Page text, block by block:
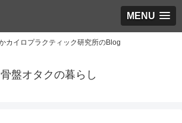
MENU
カイロプラクティック研究所のBlog
骨盤オタクの暮らし